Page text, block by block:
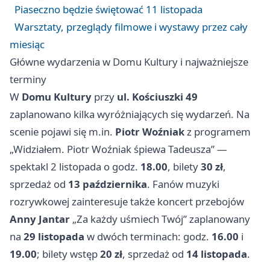
Piaseczno będzie świętować 11 listopada
Warsztaty, przeglądy filmowe i wystawy przez cały
miesiąc
Główne wydarzenia w Domu Kultury i najważniejsze
terminy
W Domu Kultury przy ul. Kościuszki 49
zaplanowano kilka wyróżniających się wydarzeń. Na
scenie pojawi się m.in. Piotr Woźniakz programem
„Widziałem. Piotr Woźniak śpiewa Tadeusza” —
spektakl 2 listopada o godz. 18.00, bilety30 zł,
sprzedaż od 13 października. Fanów muzyki
rozrywkowej zainteresuje także koncert przebojów
Anny Jantar „Za każdy uśmiech Twój” zaplanowany
na 29 listopada w dwóch terminach: godz. 16.00 i
19.00; bilety wstęp20 zł, sprzedaż od 14 listopada.